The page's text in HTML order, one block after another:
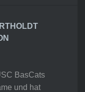
BasCats
und hat